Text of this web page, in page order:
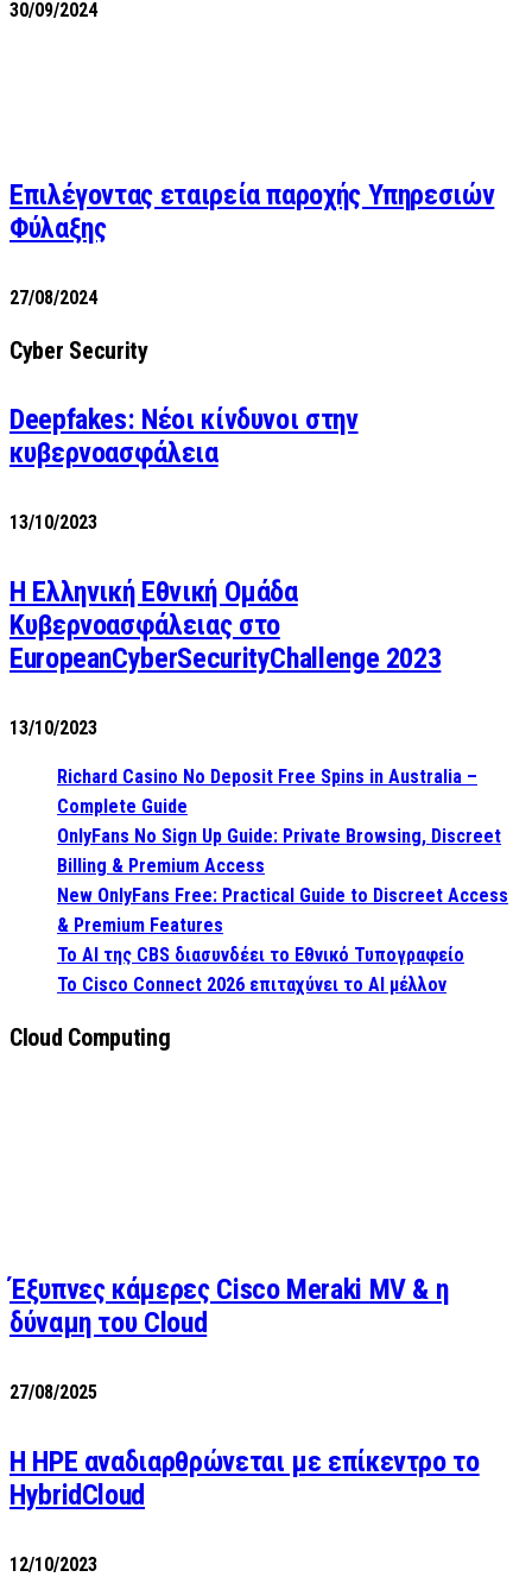
30/09/2024
Επιλέγοντας εταιρεία παροχής Υπηρεσιών
Φύλαξης
27/08/2024
Cyber Security
Deepfakes: Νέοι κίνδυνοι στην
κυβερνοασφάλεια
13/10/2023
Η Ελληνική Εθνική Ομάδα
Κυβερνοασφάλειας στο
EuropeanCyberSecurityChallenge 2023
13/10/2023
Richard Casino No Deposit Free Spins in Australia –
Complete Guide
OnlyFans No Sign Up Guide: Private Browsing, Discreet
Billing & Premium Access
New OnlyFans Free: Practical Guide to Discreet Access
& Premium Features
Το AI της CBS διασυνδέει το Εθνικό Τυπογραφείο
Το Cisco Connect 2026 επιταχύνει το AI μέλλον
Cloud Computing
Έξυπνες κάμερες Cisco Meraki MV & η
δύναμη του Cloud
27/08/2025
H HPE αναδιαρθρώνεται με επίκεντρο το
HybridCloud
12/10/2023